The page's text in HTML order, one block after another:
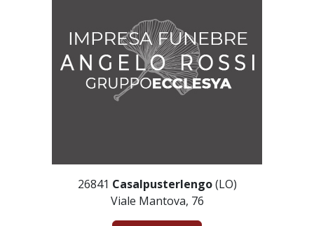
26841 Casalpusterlengo(LO)
Viale Mantova, 76